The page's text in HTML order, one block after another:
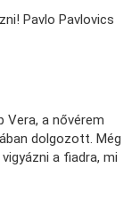
Pavlo Pavlovics
a nővérem
dolgozott. Még
a fiadra, mi